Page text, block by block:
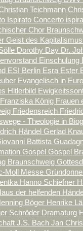
Teichmann
Ispirato Concerto
Chor
Geist des Kapitalismus
Dorothy Day Dr.
Einschulung
ESI Berlin Esra Ester
Evangelisch in
Hitlerbild
Franziska König Frauen
Friedensreich
- Theologie in
Händel Gerlad
Battista
Gospel Gospel
Braunschweig
Moll Messe
Hanno Schiefner
der helfenden
Böger Henrike
Schröder Dramaturg
J.S. Bach Jan